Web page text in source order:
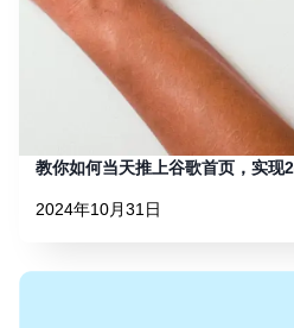
教你如何当天推上谷歌首页，实现
2024年10月31日